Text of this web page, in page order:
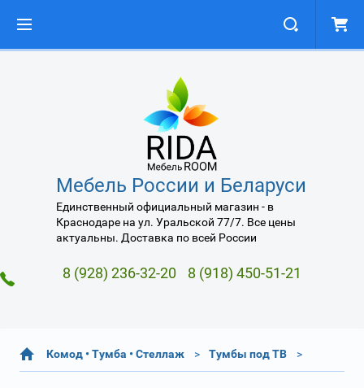
Мебель России и Беларуси
Единственный официальный магазин - в
Краснодаре на ул. Уральской 77/7. Все цены
актуальны. Доставка по всей России
8 (928) 236-32-20 8 (918) 450-51-21
Комод • Тумба • Стеллаж Тумбы под ТВ